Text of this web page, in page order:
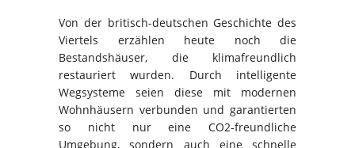
Von der britisch-deutschen Geschichte des
Viertels erzählen heute noch die
Bestandshäuser, die klimafreundlich
restauriert wurden. Durch intelligente
Wegsysteme seien diese mit modernen
Wohnhäusern verbunden und garantierten
so nicht nur eine CO2-freundliche
Umgebung, sondern auch eine schnelle